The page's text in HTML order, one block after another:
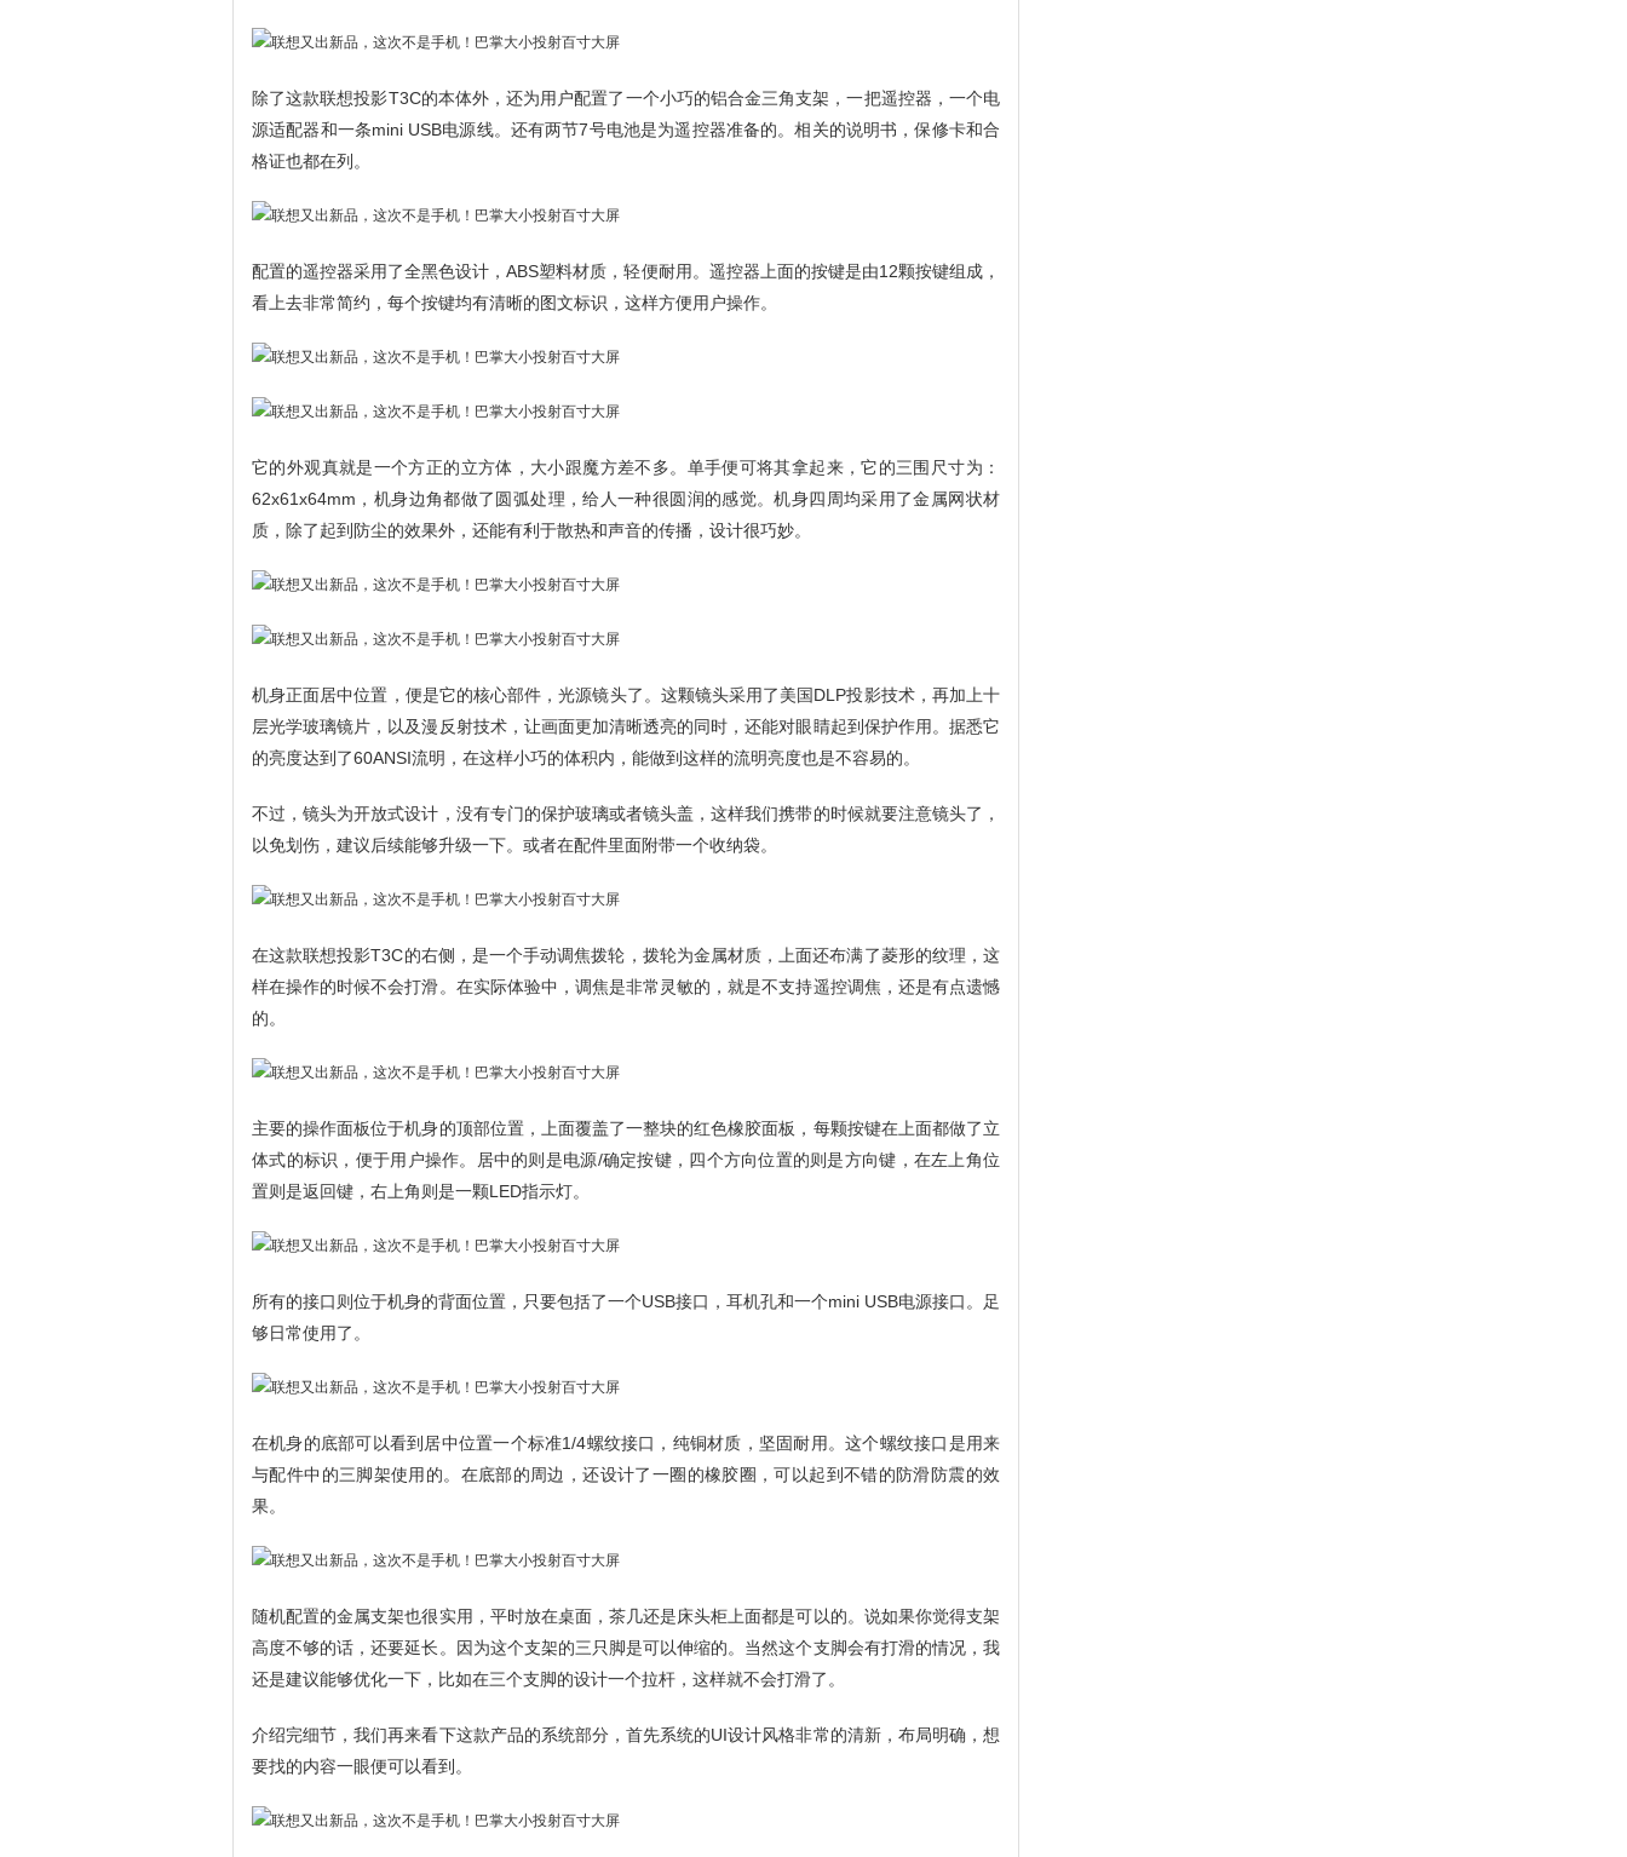
除了这款联想投影T3C的本体外，还为用户配置了一个小巧的铝合金三角支架，一把遥控器，一个电
源适配器和一条mini USB电源线。还有两节7号电池是为遥控器准备的。相关的说明书，保修卡和合
格证也都在列。
配置的遥控器采用了全黑色设计，ABS塑料材质，轻便耐用。遥控器上面的按键是由12颗按键组成，
看上去非常简约，每个按键均有清晰的图文标识，这样方便用户操作。
它的外观真就是一个方正的立方体，大小跟魔方差不多。单手便可将其拿起来，它的三围尺寸为：
62x61x64mm，机身边角都做了圆弧处理，给人一种很圆润的感觉。机身四周均采用了金属网状材
质，除了起到防尘的效果外，还能有利于散热和声音的传播，设计很巧妙。
机身正面居中位置，便是它的核心部件，光源镜头了。这颗镜头采用了美国DLP投影技术，再加上十
层光学玻璃镜片，以及漫反射技术，让画面更加清晰透亮的同时，还能对眼睛起到保护作用。据悉它
的亮度达到了60ANSI流明，在这样小巧的体积内，能做到这样的流明亮度也是不容易的。
不过，镜头为开放式设计，没有专门的保护玻璃或者镜头盖，这样我们携带的时候就要注意镜头了，
以免划伤，建议后续能够升级一下。或者在配件里面附带一个收纳袋。
在这款联想投影T3C的右侧，是一个手动调焦拨轮，拨轮为金属材质，上面还布满了菱形的纹理，这
样在操作的时候不会打滑。在实际体验中，调焦是非常灵敏的，就是不支持遥控调焦，还是有点遗憾
的。
主要的操作面板位于机身的顶部位置，上面覆盖了一整块的红色橡胶面板，每颗按键在上面都做了立
体式的标识，便于用户操作。居中的则是电源/确定按键，四个方向位置的则是方向键，在左上角位
置则是返回键，右上角则是一颗LED指示灯。
所有的接口则位于机身的背面位置，只要包括了一个USB接口，耳机孔和一个mini USB电源接口。足
够日常使用了。
在机身的底部可以看到居中位置一个标准1/4螺纹接口，纯铜材质，坚固耐用。这个螺纹接口是用来
与配件中的三脚架使用的。在底部的周边，还设计了一圈的橡胶圈，可以起到不错的防滑防震的效
果。
随机配置的金属支架也很实用，平时放在桌面，茶几还是床头柜上面都是可以的。说如果你觉得支架
高度不够的话，还要延长。因为这个支架的三只脚是可以伸缩的。当然这个支脚会有打滑的情况，我
还是建议能够优化一下，比如在三个支脚的设计一个拉杆，这样就不会打滑了。
介绍完细节，我们再来看下这款产品的系统部分，首先系统的UI设计风格非常的清新，布局明确，想
要找的内容一眼便可以看到。